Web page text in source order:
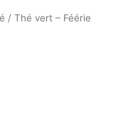
/ Thé vert – Féérie